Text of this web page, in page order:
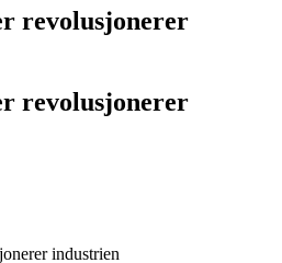
revolusjonerer
revolusjonerer